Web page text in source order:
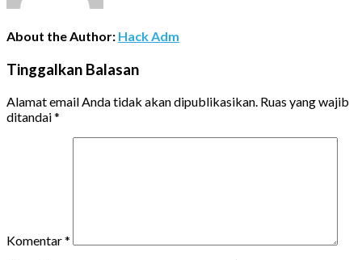
About the Author: Hack Adm
Tinggalkan Balasan
Alamat email Anda tidak akan dipublikasikan. Ruas yang wajib
ditandai*
Komentar*